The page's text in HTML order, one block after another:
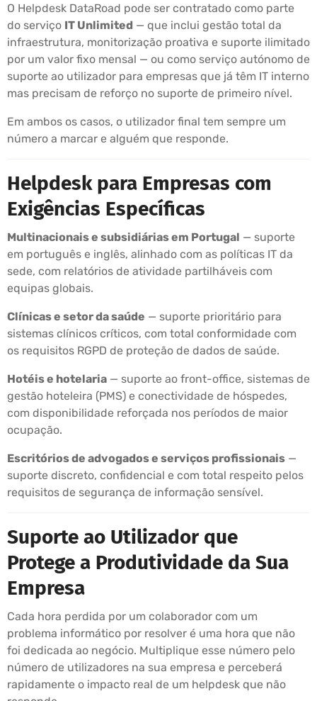
O Helpdesk DataRoad pode ser contratado como parte
do serviço IT Unlimited — que inclui gestão total da
infraestrutura, monitorização proativa e suporte ilimitado
por um valor fixo mensal — ou como serviço autónomo de
suporte ao utilizador para empresas que já têm IT interno
mas precisam de reforço no suporte de primeiro nível.
Em ambos os casos, o utilizador final tem sempre um
número a marcar e alguém que responde.
Helpdesk para Empresas com
Exigências Específicas
Multinacionais e subsidiárias em Portugal — suporte
em português e inglês, alinhado com as políticas IT da
sede, com relatórios de atividade partilháveis com
equipas globais.
Clínicas e setor da saúde — suporte prioritário para
sistemas clínicos críticos, com total conformidade com
os requisitos RGPD de proteção de dados de saúde.
Hotéis e hotelaria — suporte ao front-office, sistemas de
gestão hoteleira (PMS) e conectividade de hóspedes,
com disponibilidade reforçada nos períodos de maior
ocupação.
Escritórios de advogados e serviços profissionais —
suporte discreto, confidencial e com total respeito pelos
requisitos de segurança de informação sensível.
Suporte ao Utilizador que
Protege a Produtividade da Sua
Empresa
Cada hora perdida por um colaborador com um
problema informático por resolver é uma hora que não
foi dedicada ao negócio. Multiplique esse número pelo
número de utilizadores na sua empresa e perceberá
rapidamente o impacto real de um helpdesk que não